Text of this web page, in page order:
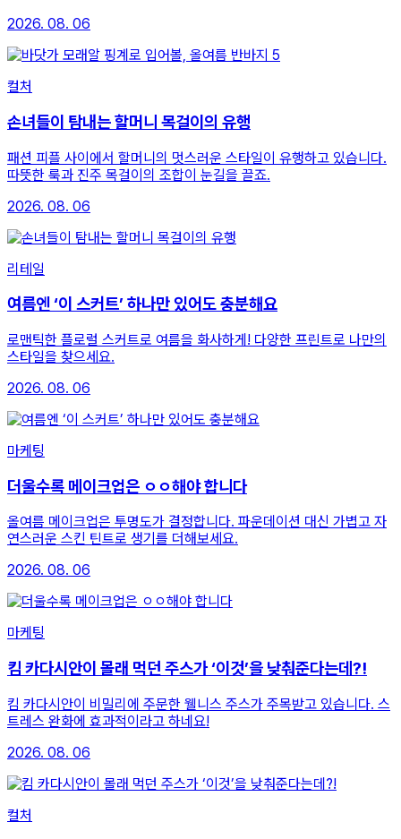
2026. 08. 06
컬처
손녀들이 탐내는 할머니 목걸이의 유행
패션 피플 사이에서 할머니의 멋스러운 스타일이 유행하고 있습니다.
따뜻한 룩과 진주 목걸이의 조합이 눈길을 끌죠.
2026. 08. 06
리테일
여름엔 ‘이 스커트’ 하나만 있어도 충분해요
로맨틱한 플로럴 스커트로 여름을 화사하게! 다양한 프린트로 나만의
스타일을 찾으세요.
2026. 08. 06
마케팅
더울수록 메이크업은 ㅇㅇ해야 합니다
올여름 메이크업은 투명도가 결정합니다. 파운데이션 대신 가볍고 자
연스러운 스킨 틴트로 생기를 더해보세요.
2026. 08. 06
마케팅
킴 카다시안이 몰래 먹던 주스가 ‘이것’을 낮춰준다는데?!
킴 카다시안이 비밀리에 주문한 웰니스 주스가 주목받고 있습니다. 스
트레스 완화에 효과적이라고 하네요!
2026. 08. 06
컬처